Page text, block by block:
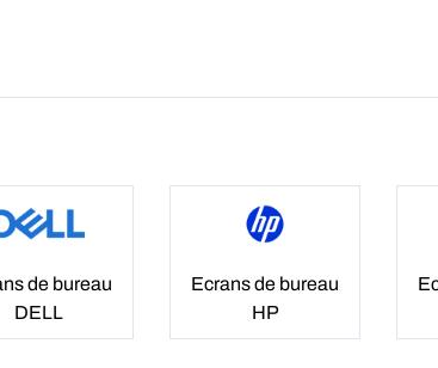
de bureau
DELL
Ecrans de bureau
HP